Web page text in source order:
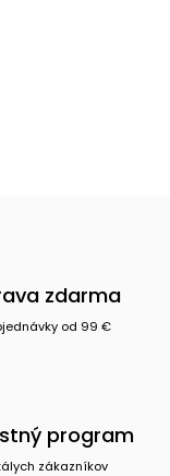
zdarma
od 99 €
program
zákazníkov